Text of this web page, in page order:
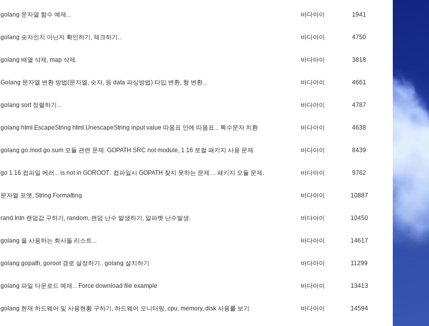
go ang 문자열 함수 예 제 ... 바다아이 1941
go ang 숫자인지 아닌지 확인하기 , 체 크하기 ... 바다아이 4750
go ang 배 열 삭제 , map 삭제 . 바다아이 3818
Go ang 문자열 변 환 방법(문자열 , 숫자, 등 data 파싱방법) 타입 변 환, 형 변 환... 바다아이 4661
go ang sort 정렬하기 ... 바다아이 4787
go ang htm .EscapeString htm .UnescapeString input va ue 따옴표 안에 따옴표... 특수문자 치 환 바다아이 4638
go ang go.mod go.sum 모듈 관련 문제 . GOPATH SRC not modu e, 1.16 로컬 패 키 지 사용 문제 . 바다아이 8439
go 1.16 컴파일 에 러 ... is not in GOROOT.. 컴파일시 GOPATH 찾지 못하는 문제 .... 패 키 지 모듈 문제 . 바다아이 9762
문자열 포맷, String Formatting 바다아이 10887
rand . ntn 랜덤 값 구하기 , random, 랜덤 난수 발생하기 , 알파벳 난수발생. 바다아이 10450
go ang 을 사용하는 회 사들 리 스트... 바다아이 14617
go ang gopath, goroot 경로 설 정하기 .. go ang 설 치 하기 바다아이 11299
go ang 파일 다운로드 예 제 ... Force down oad fi e examp e 바다아이 13413
go ang 현재 하드웨 어 및 사용현 황 구하기 , 하드웨 어 모니 터 링, cpu, memory, disk 사용률 보기 바다아이 14594